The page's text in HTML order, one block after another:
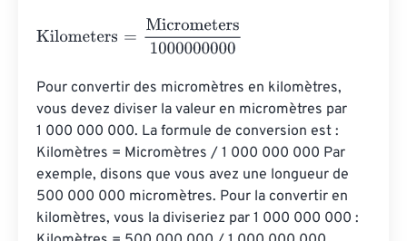
Kilometers Micrometers1000000000
Pour convertir des micromètres en kilomètres,
vous devez diviser la valeur en micromètres par
1 000 000 000. La formule de conversion est :
Kilomètres = Micromètres / 1 000 000 000 Par
exemple, disons que vous avez une longueur de
500 000 000 micromètres. Pour la convertir en
kilomètres, vous la diviseriez par 1 000 000 000 :